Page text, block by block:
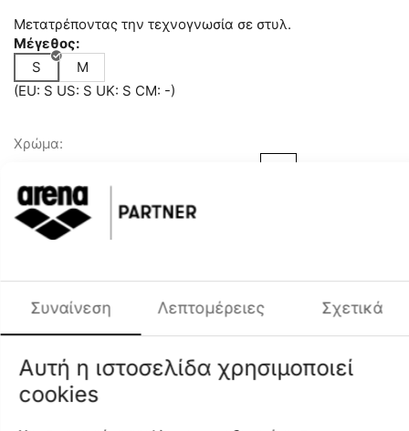
Μετατρέποντας την τεχνογνωσία σε στυλ.
Μέγεθος:
S
M
(EU: S US: S UK: S CM: -)
Χρώμα:
+
−
ανδρικό μαγιό Evo Solid Beach Shorts είναι εμπνευσμένο
από την αθλητική εξειδίκευση της arena, συνδυάζει τη
Συναίνεση Λεπτομέρειες Σχετικά
Αυτή η ιστοσελίδα χρησιμοποιεί
cookies